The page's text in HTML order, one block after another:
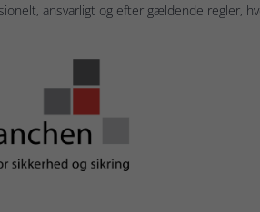
ansvarligt og efter gældende regler,